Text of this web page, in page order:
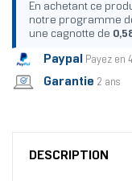
En achetant ce
notre programme
une cagnotte de
Paypal Payez en
Garantie 2 ans
DESCRIPTION